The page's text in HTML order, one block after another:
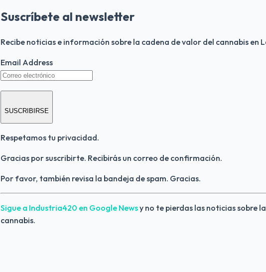
Suscríbete al newsletter
Recibe noticias e información sobre la cadena de valor del cannabis en
Email Address
SUSCRIBIRSE
Respetamos tu privacidad.
Gracias por suscribirte. Recibirás un correo de confirmación.
Por favor, también revisa la bandeja de spam. Gracias.
Sigue a Industria420 en Google News y no te pierdas las noticias sobre
cannabis.